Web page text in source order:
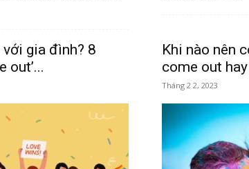
số
hóa
gia đình? 8
out’...
Khi nào nên
come out hay
Tháng 2 2, 2023